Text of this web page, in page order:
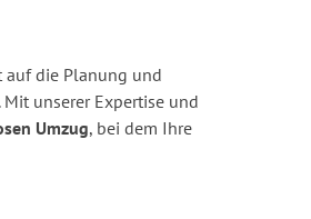
auf die Planung und
unserer Expertise und
Umzug, bei dem Ihre